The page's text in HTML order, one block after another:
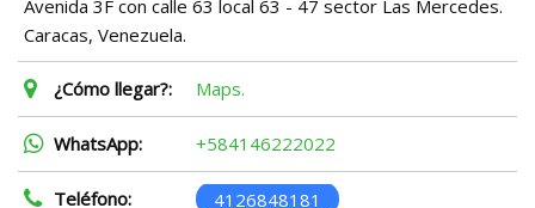
Avenida 3F con calle 63 local 63 - 47 sector Las Mercedes.
Caracas, Venezuela.
¿Cómo llegar?: Maps.
WhatsApp: +584146222022
Teléfono: 4126848181